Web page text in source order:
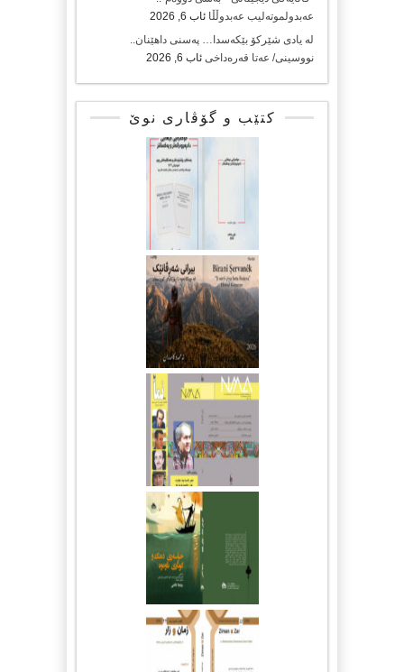
عەبدولموتەلیب عەبدوڵڵا ئاب 6, 2026
لە یادی شێرکۆ بێکەسدا… پەسنی داهێنان..
نووسینی/ عەتا قەرەداخی ئاب 6, 2026
کتێب و گۆڤاری نوێ